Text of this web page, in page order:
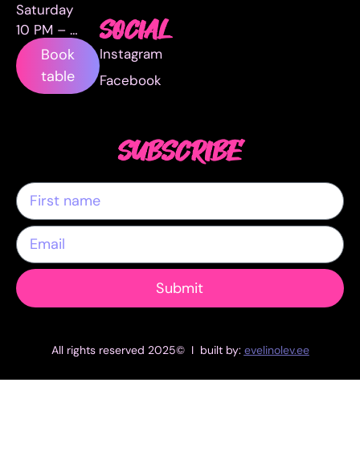
Saturday
10 PM – …
Book
table
SOCIAL
Instagram
Facebook
SUBSCRIBE
Submit
All rights reserved 2025© I built by: evelinolev.ee